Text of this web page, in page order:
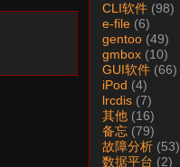
CLI软件 (98)
e-file (6)
gentoo (49)
gmbox (10)
GUI软件 (66)
iPod (4)
lrcdis (7)
其他 (16)
备忘 (79)
故障分析 (53)
数据平台 (2)